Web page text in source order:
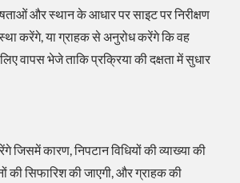
और स्थान के आधार पर साइट पर निरीक्षण
करेंगे, या ग्राहक से अनुरोध करेंगे कि वह
वापस भेजे ताकि प्रक्रिया की दक्षता में सुधार
जिसमें कारण, निपटान विधियों की व्याख्या की
की सिफारिश की जाएगी, और ग्राहक की